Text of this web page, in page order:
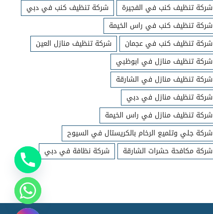
شركة تنظيف كنب في الفجيرة
شركة تنظيف كنب في دبي
شركة تنظيف كنب في راس الخيمة
شركة تنظيف كنب في عجمان
شركة تنظيف منازل العين
شركة تنظيف منازل في ابوظبي
شركة تنظيف منازل في الشارقة
شركة تنظيف منازل في دبي
شركة تنظيف منازل في راس الخيمة
شركة جلي وتلميع الرخام بالكريستال في السيوح
شركة مكافحة حشرات الشارقة
شركة نظافة في دبي